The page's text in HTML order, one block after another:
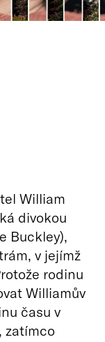
William
divokou
Buckley),
v jejímž
rodinu
Williamův
času v
zatímco